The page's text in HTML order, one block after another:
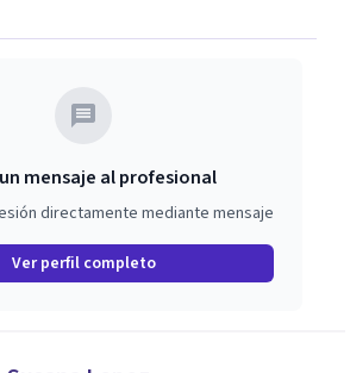
que trabajan desde el respeto
mensaje al profesional
directamente mediante mensaje
Ver perfil completo